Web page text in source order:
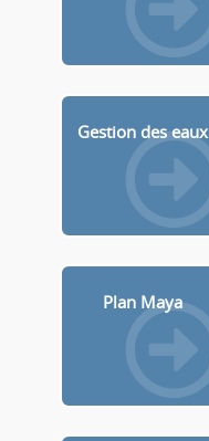
Gestion des eaux
Plan Maya